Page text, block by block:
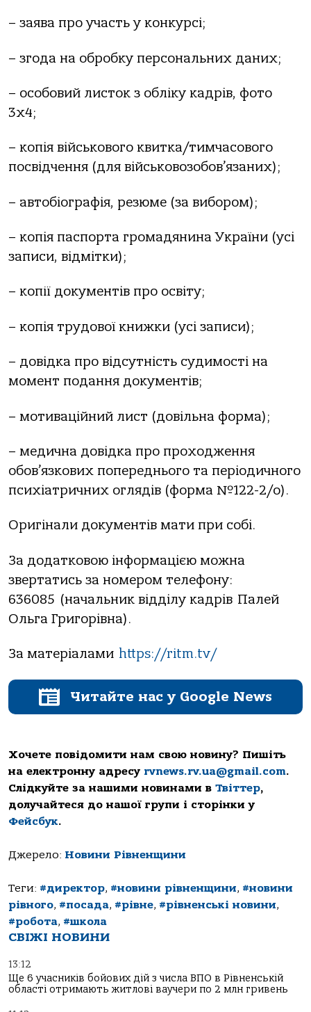
– заява про участь у конкурсі;
– згода на обробку персональних даних;
– особовий листок з обліку кадрів, фото
3х4;
– копія військового квитка/тимчасового
посвідчення (для військовозобов’язаних);
– автобіографія, резюме (за вибором);
– копія паспорта громадянина України (усі
записи, відмітки);
– копії документів про освіту;
– копія трудової книжки (усі записи);
– довідка про відсутність судимості на
момент подання документів;
– мотиваційний лист (довільна форма);
– медична довідка про проходження
обов’язкових попереднього та періодичного
психіатричних оглядів (форма №122-2/о).
Оригінали документів мати при собі.
За додатковою інформацією можна
звертатись за номером телефону:
636085 (начальник відділу кадрів Палей
Ольга Григорівна).
За матеріалами https://ritm.tv/
Читайте нас у Google News
Хочете повідомити нам свою новину? Пишіть
на електронну адресу rvnews.rv.ua@gmail.com.
Слідкуйте за нашими новинами в Твіттер,
долучайтеся до нашої групи і сторінки у
Фейсбук.
Джерело: Новини Рівненщини
Теги: #директор, #новини рівненщини, #новини
рівного, #посада, #рівне, #рівненські новини,
#робота, #школа
СВІЖІ НОВИНИ
13:12
Ще 6 учасників бойових дій з числа ВПО в Рівненській
області отримають житлові ваучери по 2 млн гривень